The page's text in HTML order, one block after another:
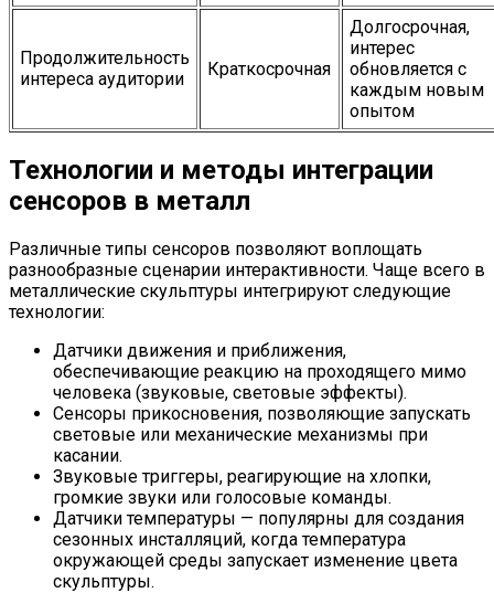
Продолжительность
интереса аудитории
Краткосрочная
Долгосрочная,
интерес
обновляется с
каждым новым
опытом
Технологии и методы интеграции
сенсоров в металл
Различные типы сенсоров позволяют воплощать
разнообразные сценарии интерактивности. Чаще всего в
металлические скульптуры интегрируют следующие
технологии:
Датчики движения и приближения,
обеспечивающие реакцию на проходящего мимо
человека (звуковые, световые эффекты).
Сенсоры прикосновения, позволяющие запускать
световые или механические механизмы при
касании.
Звуковые триггеры, реагирующие на хлопки,
громкие звуки или голосовые команды.
Датчики температуры — популярны для создания
сезонных инсталляций, когда температура
окружающей среды запускает изменение цвета
скульптуры.